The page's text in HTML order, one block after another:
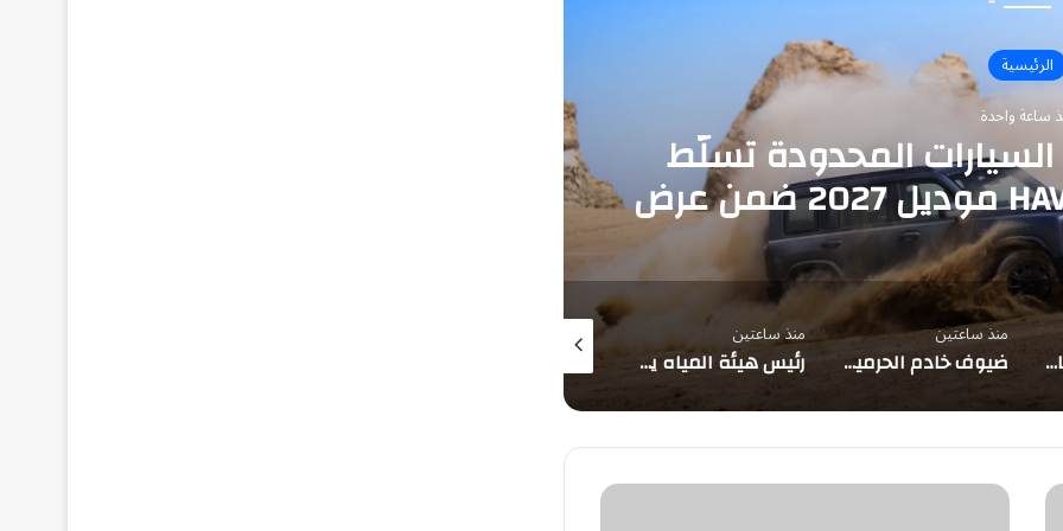
الرئيسية
ساعة واحدة
المحدودة تسلّط
الضوء على سيارة HAVAL V7 موديل 2027 ضمن عرض
الثلاثة
2.5 مليون م³ يوميًا.. 4 مشروعات للمياه المحلاة بالجبيل ورأس الخير
منذ ساعتين
ضيوف خادم الحرمين يزورون معالم المدينة
منذ ساعتين
رئيس هيئة المياه يتفقد 4 مشروعات تحلية بطاقة 2.5 مليون متر مكعب يومياً
منذ ساعتين
“الصحة